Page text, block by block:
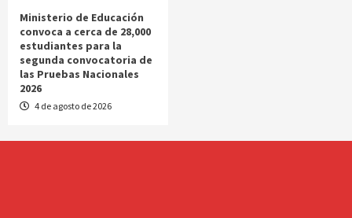
Ministerio de Educación
convoca a cerca de 28,000
estudiantes para la
segunda convocatoria de
las Pruebas Nacionales
2026
4 de agosto de 2026